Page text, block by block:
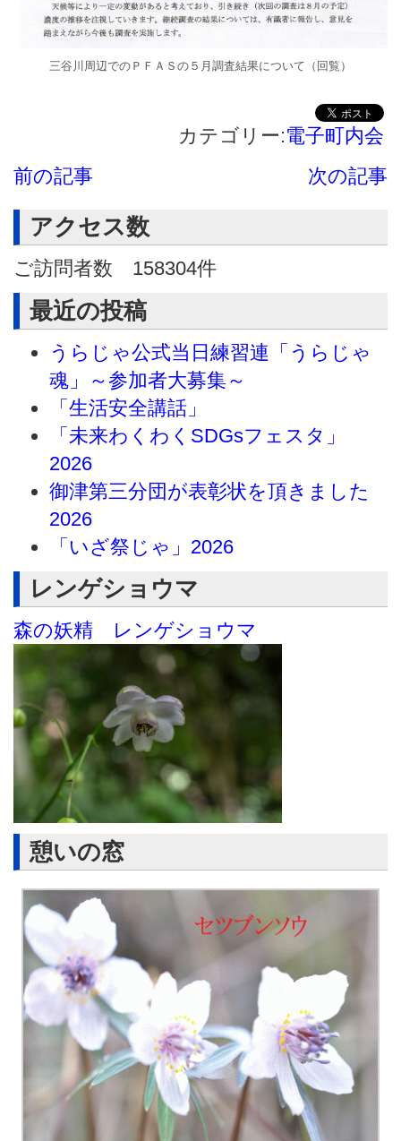
三谷川周辺でのＰＦＡＳの５月調査結果について（回覧）
カテゴリー:電子町内会
前の記事
次の記事
アクセス数
ご訪問者数 158304件
最近の投稿
うらじゃ公式当日練習連「うらじゃ
魂」～参加者大募集～
「生活安全講話」
「未来わくわくSDGsフェスタ」
2026
御津第三分団が表彰状を頂きました
2026
「いざ祭じゃ」2026
レンゲショウマ
森の妖精 レンゲショウマ
憩いの窓